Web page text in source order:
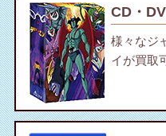
CD・
様々なジ
イが買取